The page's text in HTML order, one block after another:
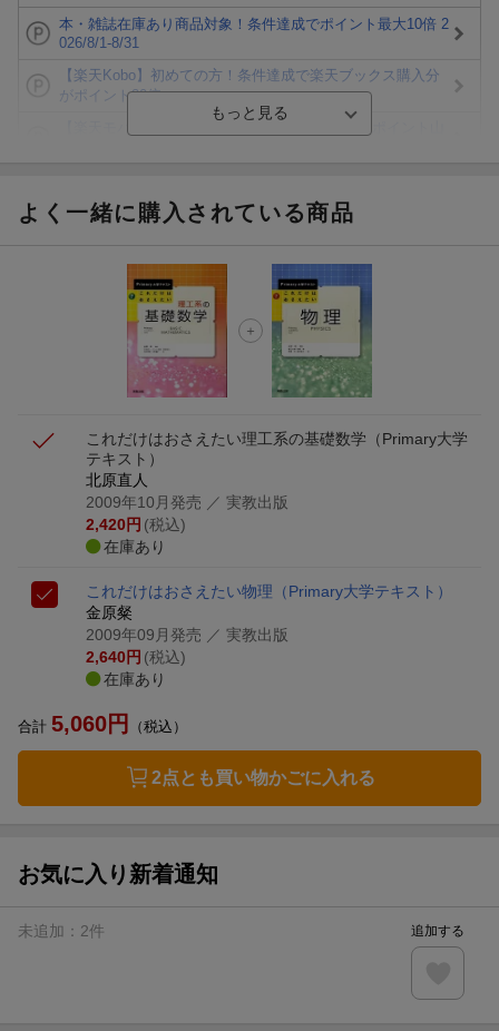
本・雑誌在庫あり商品対象！条件達成でポイント最大10倍 2
026/8/1-8/31
【楽天Kobo】初めての方！条件達成で楽天ブックス購入分
がポイント20倍
ト山分け
エントリー＆3,000円以上購入で無料データSIM（3GB/月プ
ラン）が当たる！
楽天モバイル紹介キャンペーンの拡散で300円OFFクーポン
よく一緒に購入されている商品
これだけはおさえたい理工系の基礎数学 （Primary大学
テキスト）
北原直人
2009年10月発売 ／ 実教出版
2,420円 (税込)
在庫あり
これだけはおさえたい物理 （Primary大学テキスト）
金原粲
2009年09月発売 ／ 実教出版
2,640円 (税込)
在庫あり
合計 5,060円 （税込）
2点とも買い物かごに入れる
お気に入り新着通知
未追加： 2件 追加する